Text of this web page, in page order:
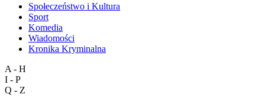
Społeczeństwo i Kultura
Sport
Komedia
Wiadomości
Kronika Kryminalna
A - H
I - P
Q - Z